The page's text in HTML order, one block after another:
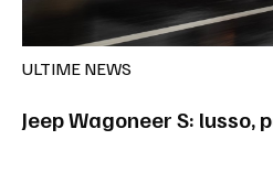
ULTIME NEWS
Jeep Wagoneer S: lusso,